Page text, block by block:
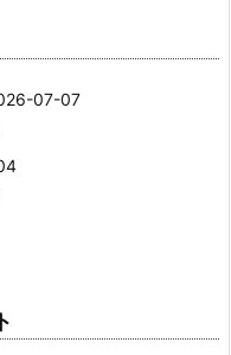
07-07